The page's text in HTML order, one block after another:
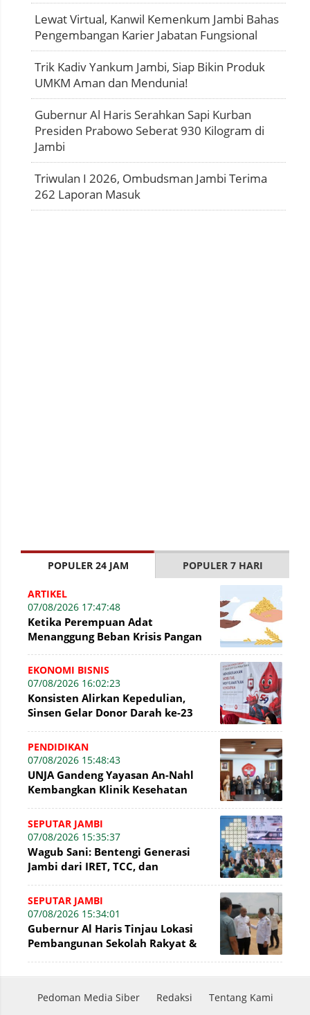
Lewat Virtual, Kanwil Kemenkum Jambi Bahas
Pengembangan Karier Jabatan Fungsional
Trik Kadiv Yankum Jambi, Siap Bikin Produk
UMKM Aman dan Mendunia!
Gubernur Al Haris Serahkan Sapi Kurban
Presiden Prabowo Seberat 930 Kilogram di
Jambi
Triwulan I 2026, Ombudsman Jambi Terima
262 Laporan Masuk
POPULER 24 JAM POPULER 7 HARI
ARTIKEL
07/08/2026 17:47:48
Ketika Perempuan Adat
Menanggung Beban Krisis Pangan
EKONOMI BISNIS
07/08/2026 16:02:23
Konsisten Alirkan Kepedulian,
Sinsen Gelar Donor Darah ke-23
Sinsen
PENDIDIKAN
07/08/2026 15:48:43
UNJA Gandeng Yayasan An-Nahl
Kembangkan Klinik Kesehatan
SEPUTAR JAMBI
07/08/2026 15:35:37
Wagub Sani: Bentengi Generasi
Jambi dari IRET, TCC, dan
SEPUTAR JAMBI
07/08/2026 15:34:01
Gubernur Al Haris Tinjau Lokasi
Pembangunan Sekolah Rakyat &
Pedoman Media Siber Redaksi Tentang Kami